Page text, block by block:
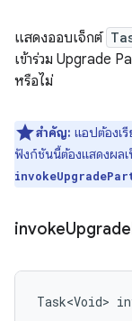
แสดงออบเจ็กต์
เข้าร่วม Upgrade
หรือไม่
สำคัญ: แอปต้องเ
ฟังก์ชันนี้ต้องแสดงผล
invokeUpgrade